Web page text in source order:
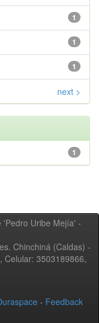
1
1
1
next >
1
'Pedro Uribe Mejía' -
Chinchiná (Caldas) -
Celular: 3503189866,
- Feedback